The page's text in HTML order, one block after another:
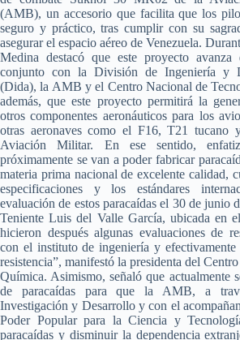
(AMB), un accesorio que facilita que los
seguro y práctico, tras cumplir con su
asegurar el espacio aéreo de Venezuela.
Medina destacó que este proyecto avanza
conjunto con la División de Ingeniería y
(Dida), la AMB y el Centro Nacional de
además, que este proyecto permitirá la
otros componentes aeronáuticos para los
otras aeronaves como el F16, T21 tucano
Aviación Militar. En ese sentido,
próximamente se van a poder fabricar
materia prima nacional de excelente calidad,
especificaciones y los estándares
evaluación de estos paracaídas el 30 de junio
Teniente Luis del Valle García, ubicada en
hicieron después algunas evaluaciones de
con el instituto de ingeniería y
resistencia”, manifestó la presidenta del
Química. Asimismo, señaló que actualmente
de paracaídas para que la AMB, a
Investigación y Desarrollo y con el
Poder Popular para la Ciencia y
paracaídas y disminuir la dependencia